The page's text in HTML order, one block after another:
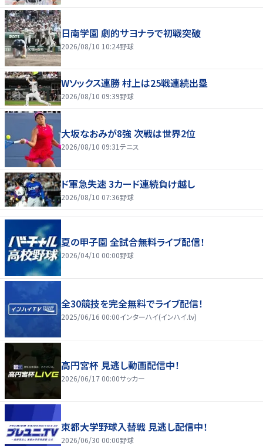
日南学園 劇的サヨナラで初戦突破
2026/08/10 10:24野球
Wソックス連勝 村上は25戦連続出塁
2026/08/10 09:39野球
大坂なおみが8強 次戦は世界2位
2026/08/10 09:31テニス
ド軍急失速 3カード連続負け越し
2026/08/10 07:36野球
夏の甲子園 全試合無料ライブ配信！
2026/04/10 00:00野球
全30競技を完全無料でライブ配信！
2025/06/16 00:00インターハイ(インハイ.tv)
高円宮杯 見逃し動画配信中！
2026/06/17 00:00サッカー
東都大学野球入替戦 見逃し配信中！
2026/06/30 00:00野球